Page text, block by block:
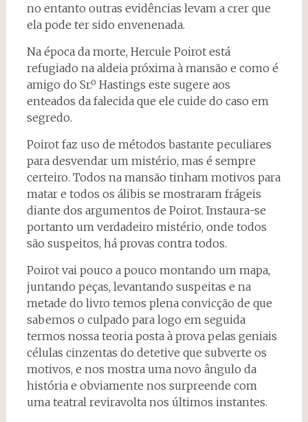
no entanto outras evidências levam a crer que
ela pode ter sido envenenada.
Na época da morte, Hercule Poirot está
refugiado na aldeia próxima à mansão e como é
amigo do Sr.º Hastings este sugere aos
enteados da falecida que ele cuide do caso em
segredo.
Poirot faz uso de métodos bastante peculiares
para desvendar um mistério, mas é sempre
certeiro. Todos na mansão tinham motivos para
matar e todos os álibis se mostraram frágeis
diante dos argumentos de Poirot. Instaura-se
portanto um verdadeiro mistério, onde todos
são suspeitos, há provas contra todos.
Poirot vai pouco a pouco montando um mapa,
juntando peças, levantando suspeitas e na
metade do livro temos plena convicção de que
sabemos o culpado para logo em seguida
termos nossa teoria posta à prova pelas geniais
células cinzentas do detetive que subverte os
motivos, e nos mostra uma novo ângulo da
história e obviamente nos surpreende com
uma teatral reviravolta nos últimos instantes.